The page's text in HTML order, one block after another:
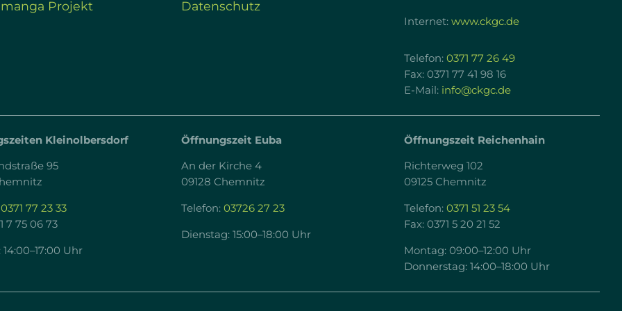
Projekt
Datenschutz
Internet: www.ckgc.de
Telefon: 0371 77 26 49
Fax: 0371 77 41 98 16
E-Mail: info@ckgc.de
Kleinolbersdorf
95
0371 77 23 33
7 75 06 73
14:00–17:00 Uhr
Öffnungszeit Euba
An der Kirche 4
09128 Chemnitz
Telefon: 03726 27 23
Dienstag: 15:00–18:00 Uhr
Öffnungszeit Reichenhain
Richterweg 102
09125 Chemnitz
Telefon: 0371 51 23 54
Fax: 0371 5 20 21 52
Montag: 09:00–12:00 Uhr
Donnerstag: 14:00–18:00 Uhr